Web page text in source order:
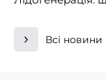
Всі новини